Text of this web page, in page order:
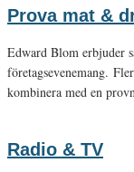
Prova mat &
Edward Blom erbjuder
företagsevenemang.
kombinera med en
Radio & TV